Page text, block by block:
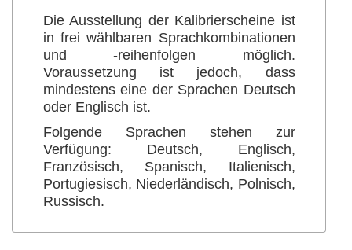
Die Ausstellung der Kalibrierscheine ist
in frei wählbaren Sprachkombinationen
und -reihenfolgen möglich.
Voraussetzung ist jedoch, dass
mindestens eine der Sprachen Deutsch
oder Englisch ist.
Folgende Sprachen stehen zur
Verfügung: Deutsch, Englisch,
Französisch, Spanisch, Italienisch,
Portugiesisch, Niederländisch, Polnisch,
Russisch.